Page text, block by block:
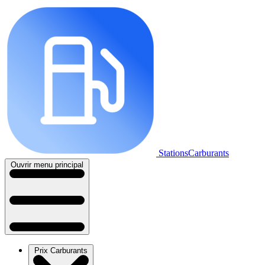
StationsCarburants
Ouvrir menu principal
Prix Carburants